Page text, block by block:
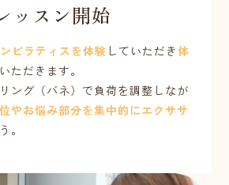
ッスン開始
ピラティスを体験 していただき体
ただきます。
ング（バネ）で負荷を調整しなが
やお悩み部分を集中的にエクササ
。